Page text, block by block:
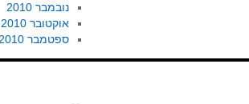
נובמבר 2010
אוקטובר 2010
ספטמבר 2010